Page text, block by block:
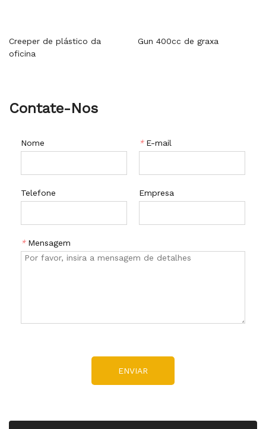
Creeper de plástico da
oficina
Gun 400cc de graxa
Contate-Nos
Nome * E-mail
Telefone Empresa
* Mensagem
ENVIAR